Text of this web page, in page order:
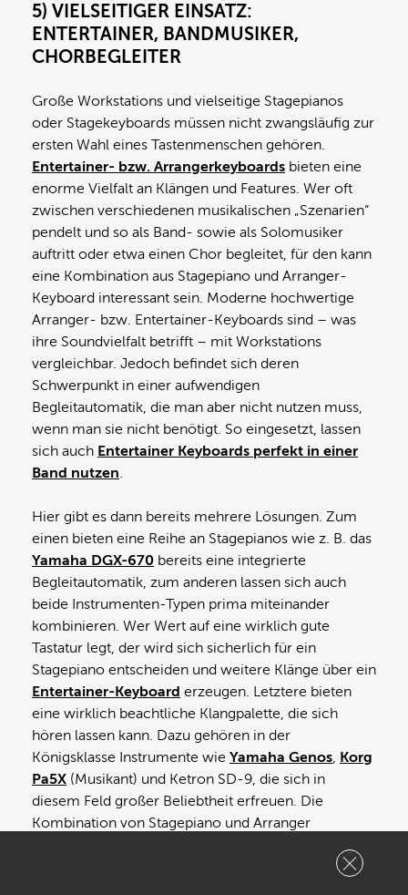
5) VIELSEITIGER EINSATZ:
ENTERTAINER, BANDMUSIKER,
CHORBEGLEITER
Große Workstations und vielseitige Stagepianos
oder Stagekeyboards müssen nicht zwangsläufig zur
ersten Wahl eines Tastenmenschen gehören.
Entertainer- bzw. Arrangerkeyboards bieten eine
enorme Vielfalt an Klängen und Features. Wer oft
zwischen verschiedenen musikalischen „Szenarien“
pendelt und so als Band- sowie als Solomusiker
auftritt oder etwa einen Chor begleitet, für den kann
eine Kombination aus Stagepiano und Arranger-
Keyboard interessant sein. Moderne hochwertige
Arranger- bzw. Entertainer-Keyboards sind – was
ihre Soundvielfalt betrifft – mit Workstations
vergleichbar. Jedoch befindet sich deren
Schwerpunkt in einer aufwendigen
Begleitautomatik, die man aber nicht nutzen muss,
wenn man sie nicht benötigt. So eingesetzt, lassen
sich auch Entertainer Keyboards perfekt in einer
Band nutzen.
Hier gibt es dann bereits mehrere Lösungen. Zum
einen bieten eine Reihe an Stagepianos wie z. B. das
Yamaha DGX-670 bereits eine integrierte
Begleitautomatik, zum anderen lassen sich auch
beide Instrumenten-Typen prima miteinander
kombinieren. Wer Wert auf eine wirklich gute
Tastatur legt, der wird sich sicherlich für ein
Stagepiano entscheiden und weitere Klänge über ein
Entertainer-Keyboard erzeugen. Letztere bieten
eine wirklich beachtliche Klangpalette, die sich
hören lassen kann. Dazu gehören in der
Königsklasse Instrumente wie Yamaha Genos, Korg
Pa5X (Musikant) und Ketron SD-9, die sich in
diesem Feld großer Beliebtheit erfreuen. Die
Kombination von Stagepiano und Arranger
für jeden Einsatzzweck beide Instrumente, was den